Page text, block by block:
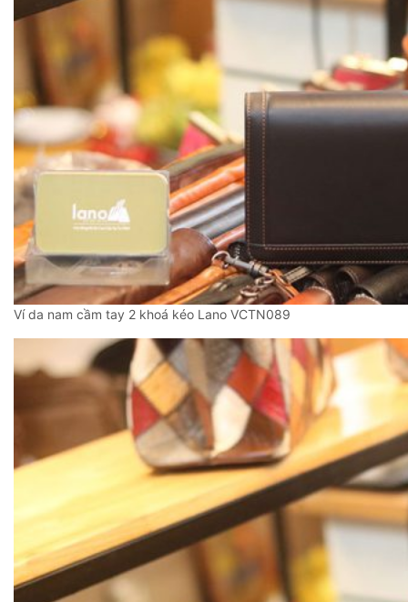
Ví da nam cầm tay 2 khoá kéo Lano VCTN089